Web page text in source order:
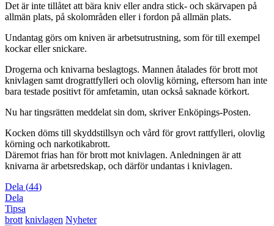
Det är inte tillåtet att bära kniv eller andra stick- och skärvapen på
allmän plats, på skolområden eller i fordon på allmän plats.
Undantag görs om kniven är arbetsutrustning, som för till exempel
kockar eller snickare.
Drogerna och knivarna beslagtogs. Mannen åtalades för brott mot
knivlagen samt drograttfylleri och olovlig körning, eftersom han inte
bara testade positivt för amfetamin, utan också saknade körkort.
Nu har tingsrätten meddelat sin dom, skriver Enköpings-Posten.
Kocken döms till skyddstillsyn och vård för grovt rattfylleri, olovlig
körning och narkotikabrott.
Däremot frias han för brott mot knivlagen. Anledningen är att
knivarna är arbetsredskap, och därför undantas i knivlagen.
Dela (44)
Dela
Tipsa
brott knivlagen Nyheter